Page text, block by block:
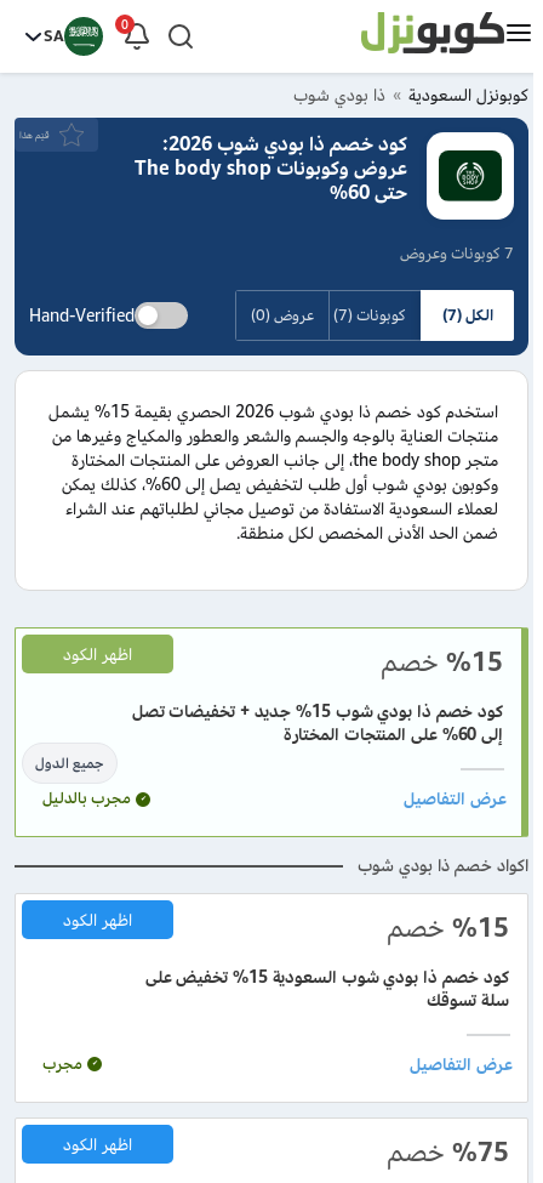
0
SA
كوبونزل السعودية ذا بودي شوب
كود خصم ذا بودي شوب 2026:
عروض وكوبونات The body shop
حتى 60%
7 كوبونات وعروض
قيَم هذا
الكل (7) كوبونات (7) عروض (0) Hand-Verified
استخدم كود خصم ذا بودي شوب 2026 الحصري بقيمة 15% يشمل
منتجات العناية بالوجه والجسم والشعر والعطور والمكياج وغيرها من
متجر the body shop، إلى جانب العروض على المنتجات المختارة
وكوبون بودي شوب أول طلب لتخفيض يصل إلى 60%، كذلك يمكن
لعملاء السعودية الاستفادة من توصيل مجاني لطلباتهم عند الشراء
ضمن الحد الأدنى المخصص لكل منطقة.
%15 خصم
جميع الدول
كود خصم ذا بودي شوب 15% جديد + تخفيضات تصل
إلى 60% على المنتجات المختارة
اظهر الكود
مجرب بالدليل
اكواد خصم ذا بودي شوب
%15 خصم
كود خصم ذا بودي شوب السعودية 15% تخفيض على
سلة تسوقك
اظهر الكود
مجرب
%75 خصم اظهر الكود